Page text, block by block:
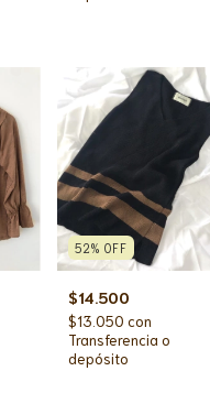
52% OFF
$14.500
$13.050 con
Transferencia o
depósito